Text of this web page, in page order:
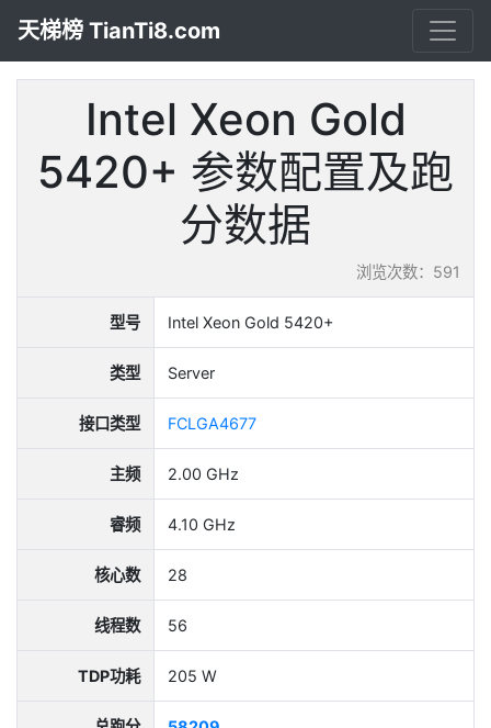
天梯榜 TianTi8.com
Intel Xeon Gold
5420+ 参数配置及跑
分数据
浏览次数：591
型号 Intel Xeon Gold 5420+
类型 Server
接口类型 FCLGA4677
主频 2.00 GHz
睿频 4.10 GHz
核心数 28
线程数 56
TDP功耗 205 W